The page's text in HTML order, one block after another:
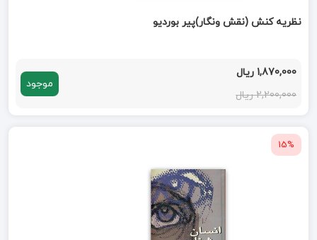
نظریه کنش (نقش ونگار)پیر بوردیو
1,870,000 ریال
2,200,000 ریال
موجود
15%